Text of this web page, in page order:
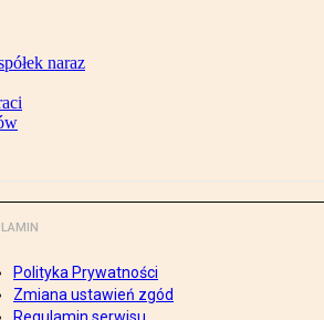
naraz
Polityka Prywatności
Zmiana ustawień zgód